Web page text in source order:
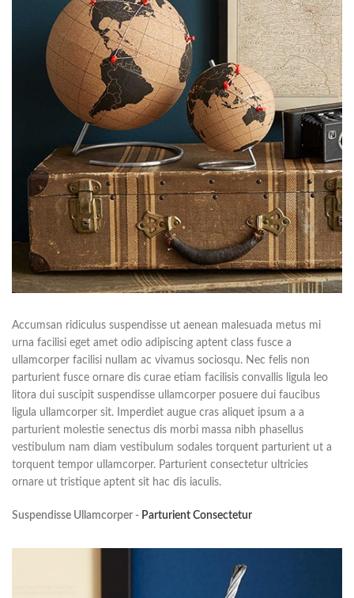
Accumsan ridiculus suspendisse ut aenean malesuada metus mi
urna facilisi eget amet odio adipiscing aptent class fusce a
ullamcorper facilisi nullam ac vivamus sociosqu. Nec felis non
parturient fusce ornare dis curae etiam facilisis convallis ligula leo
litora dui suscipit suspendisse ullamcorper posuere dui faucibus
ligula ullamcorper sit. Imperdiet augue cras aliquet ipsum a a
parturient molestie senectus dis morbi massa nibh phasellus
vestibulum nam diam vestibulum sodales torquent parturient ut a
torquent tempor ullamcorper. Parturient consectetur ultricies
ornare ut tristique aptent sit hac dis iaculis.
Suspendisse Ullamcorper - Parturient Consectetur